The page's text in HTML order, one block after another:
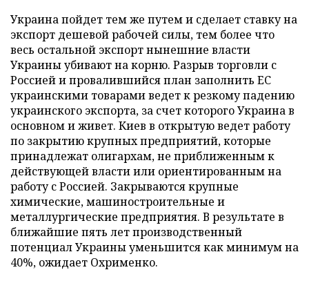
Украина пойдет тем же путем и сделает ставку на
экспорт дешевой рабочей силы, тем более что
весь остальной экспорт нынешние власти
Украины убивают на корню. Разрыв торговли с
Россией и провалившийся план заполнить ЕС
украинскими товарами ведет к резкому падению
украинского экспорта, за счет которого Украина в
основном и живет. Киев в открытую ведет работу
по закрытию крупных предприятий, которые
принадлежат олигархам, не приближенным к
действующей власти или ориентированным на
работу с Россией. Закрываются крупные
химические, машиностроительные и
металлургические предприятия. В результате в
ближайшие пять лет производственный
потенциал Украины уменьшится как минимум на
40%, ожидает Охрименко.